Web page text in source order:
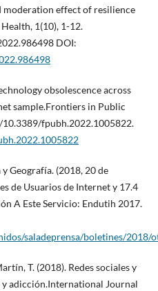
moderation effect of resilience
1(10), 1-12.
DOI:
obsolescence across
sample.Frontiers in Public
fpubh.2022.1005822.
Geografía. (2018, 20 de
de Usuarios de Internet y 17.4
A Este Servicio: Endutih 2017.
saladeprensa/boletines/2018/
T. (2018). Redes sociales y
y adicción.International Journal